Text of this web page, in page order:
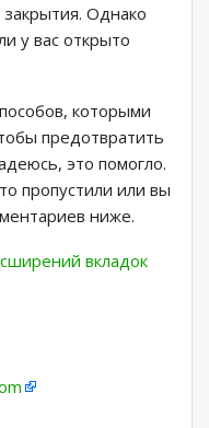
закрытия. Однако
у вас открыто
которыми
предотвратить
это помогло.
пропустили или вы
ниже.
вкладок